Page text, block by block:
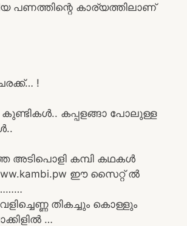
പണത്തിന്റെ കാര്യത്തിലാണ്
!
കപ്പളങ്ങാ പോലുള്ള
അടിപൊളി കമ്പി കഥകൾ
ഈ സൈറ്റ് ൽ
തികച്ചും കൊള്ളും
…